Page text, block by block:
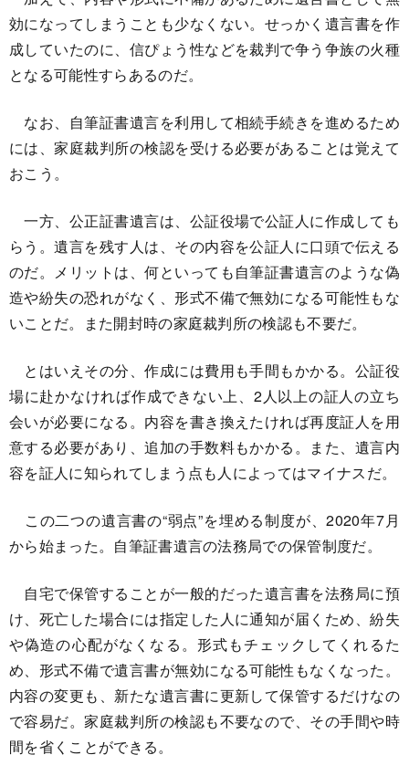
効になってしまうことも少なくない。せっかく遺言書を作
成していたのに、信ぴょう性などを裁判で争う争族の火種
となる可能性すらあるのだ。
なお、自筆証書遺言を利用して相続手続きを進めるため
には、家庭裁判所の検認を受ける必要があることは覚えて
おこう。
一方、公正証書遺言は、公証役場で公証人に作成しても
らう。遺言を残す人は、その内容を公証人に口頭で伝える
のだ。メリットは、何といっても自筆証書遺言のような偽
造や紛失の恐れがなく、形式不備で無効になる可能性もな
いことだ。また開封時の家庭裁判所の検認も不要だ。
とはいえその分、作成には費用も手間もかかる。公証役
場に赴かなければ作成できない上、2人以上の証人の立ち
会いが必要になる。内容を書き換えたければ再度証人を用
意する必要があり、追加の手数料もかかる。また、遺言内
容を証人に知られてしまう点も人によってはマイナスだ。
この二つの遺言書の“弱点”を埋める制度が、2020年7月
から始まった。自筆証書遺言の法務局での保管制度だ。
自宅で保管することが一般的だった遺言書を法務局に預
け、死亡した場合には指定した人に通知が届くため、紛失
や偽造の心配がなくなる。形式もチェックしてくれるた
め、形式不備で遺言書が無効になる可能性もなくなった。
内容の変更も、新たな遺言書に更新して保管するだけなの
で容易だ。家庭裁判所の検認も不要なので、その手間や時
間を省くことができる。